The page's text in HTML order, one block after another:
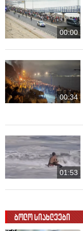
00:00
00:34
01:53
ბოლო სიახლეები